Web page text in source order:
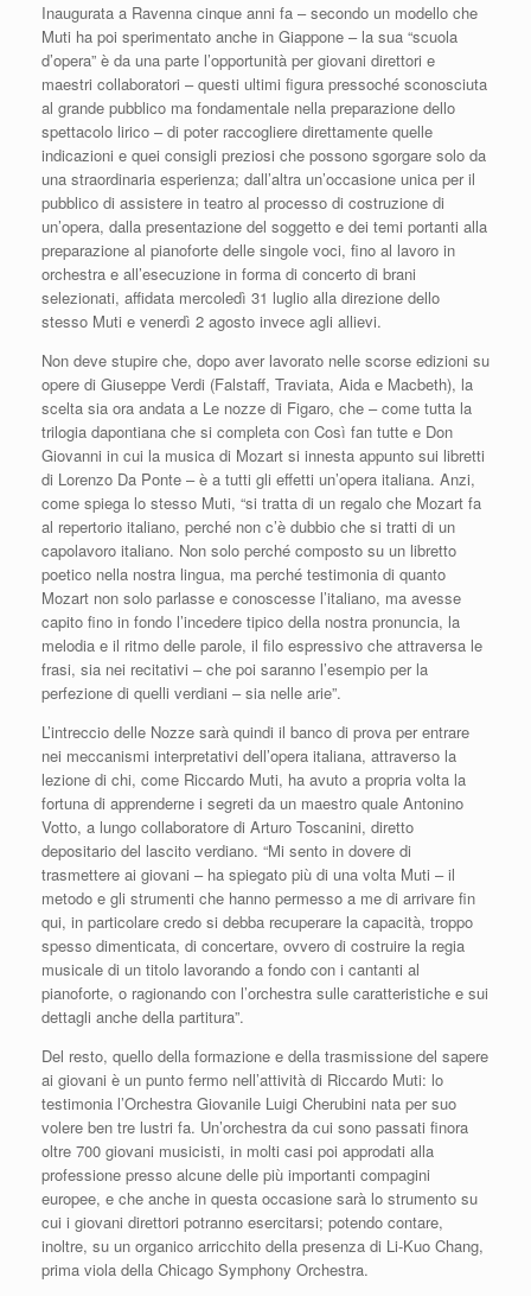
Inaugurata a Ravenna cinque anni fa – secondo un modello che
Muti ha poi sperimentato anche in Giappone – la sua “scuola
d’opera” è da una parte l’opportunità per giovani direttori e
maestri collaboratori – questi ultimi figura pressoché sconosciuta
al grande pubblico ma fondamentale nella preparazione dello
spettacolo lirico – di poter raccogliere direttamente quelle
indicazioni e quei consigli preziosi che possono sgorgare solo da
una straordinaria esperienza; dall’altra un’occasione unica per il
pubblico di assistere in teatro al processo di costruzione di
un’opera, dalla presentazione del soggetto e dei temi portanti alla
preparazione al pianoforte delle singole voci, fino al lavoro in
orchestra e all’esecuzione in forma di concerto di brani
selezionati, affidata mercoledì 31 luglio alla direzione dello
stesso Muti e venerdì 2 agosto invece agli allievi.
Non deve stupire che, dopo aver lavorato nelle scorse edizioni su
opere di Giuseppe Verdi (Falstaff, Traviata, Aida e Macbeth), la
scelta sia ora andata a Le nozze di Figaro, che – come tutta la
trilogia dapontiana che si completa con Così fan tutte e Don
Giovanni in cui la musica di Mozart si innesta appunto sui libretti
di Lorenzo Da Ponte – è a tutti gli effetti un’opera italiana. Anzi,
come spiega lo stesso Muti, “si tratta di un regalo che Mozart fa
al repertorio italiano, perché non c’è dubbio che si tratti di un
capolavoro italiano. Non solo perché composto su un libretto
poetico nella nostra lingua, ma perché testimonia di quanto
Mozart non solo parlasse e conoscesse l’italiano, ma avesse
capito fino in fondo l’incedere tipico della nostra pronuncia, la
melodia e il ritmo delle parole, il filo espressivo che attraversa le
frasi, sia nei recitativi – che poi saranno l’esempio per la
perfezione di quelli verdiani – sia nelle arie”.
L’intreccio delle Nozze sarà quindi il banco di prova per entrare
nei meccanismi interpretativi dell’opera italiana, attraverso la
lezione di chi, come Riccardo Muti, ha avuto a propria volta la
fortuna di apprenderne i segreti da un maestro quale Antonino
Votto, a lungo collaboratore di Arturo Toscanini, diretto
depositario del lascito verdiano. “Mi sento in dovere di
trasmettere ai giovani – ha spiegato più di una volta Muti – il
metodo e gli strumenti che hanno permesso a me di arrivare fin
qui, in particolare credo si debba recuperare la capacità, troppo
spesso dimenticata, di concertare, ovvero di costruire la regia
musicale di un titolo lavorando a fondo con i cantanti al
pianoforte, o ragionando con l’orchestra sulle caratteristiche e sui
dettagli anche della partitura”.
Del resto, quello della formazione e della trasmissione del sapere
ai giovani è un punto fermo nell’attività di Riccardo Muti: lo
testimonia l’Orchestra Giovanile Luigi Cherubini nata per suo
volere ben tre lustri fa. Un’orchestra da cui sono passati finora
oltre 700 giovani musicisti, in molti casi poi approdati alla
professione presso alcune delle più importanti compagini
europee, e che anche in questa occasione sarà lo strumento su
cui i giovani direttori potranno esercitarsi; potendo contare,
inoltre, su un organico arricchito della presenza di Li-Kuo Chang,
prima viola della Chicago Symphony Orchestra.